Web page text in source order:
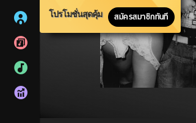
โปรโมชั่นสุดคุ้ม สมัครสมาชิกทันที